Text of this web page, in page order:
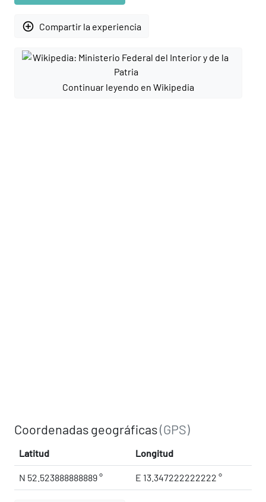
add_circle_outline Compartir la experiencia
Continuar leyendo en Wikipedia
Coordenadas geográficas(GPS)
Latitud Longitud
N 52.523888888889 ° E 13.347222222222 °